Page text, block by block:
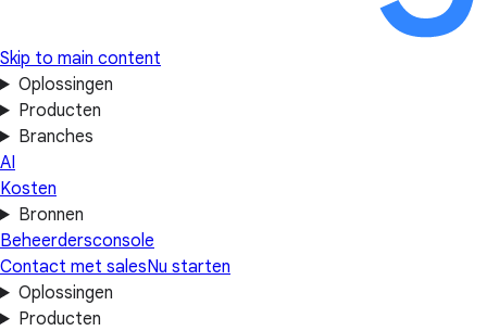
Skip to main content
Oplossingen
Producten
Branches
AI
Kosten
Bronnen
Beheerdersconsole
Contact met salesNu starten
Oplossingen
Producten